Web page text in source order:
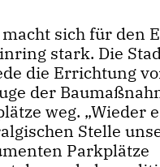
sich für den
stark. Die
die Errichtung
der
weg. „Wieder
Stelle
Parkplätze